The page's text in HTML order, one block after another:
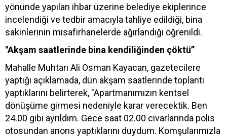
yönünde yapılan ihbar üzerine belediye ekiplerince
incelendiği ve tedbir amacıyla tahliye edildiği, bina
sakinlerinin misafirhanelerde ağırlandığı öğrenildi.
"Akşam saatlerinde bina kendiliğinden çöktü”
Mahalle Muhtarı Ali Osman Kayacan, gazetecilere
yaptığı açıklamada, dün akşam saatlerinde toplantı
yaptıklarını belirterek, "Apartmanımızın kentsel
dönüşüme girmesi nedeniyle karar verecektik. Ben
24.00 gibi ayrıldım. Gece saat 02.00 civarlarında polis
otosundan anons yaptıklarını duydum. Komşularımızla